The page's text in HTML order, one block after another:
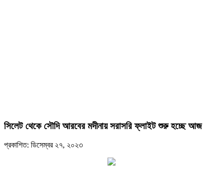
সিলেট থেকে সৌদি আরবের মদীনায় সরাসরি ফ্লাইট শুরু হচ্ছে আজ
প্রকাশিত: ডিসেম্বর ২৭, ২০২৩